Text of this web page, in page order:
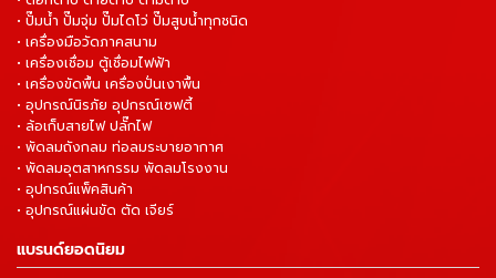
• ปั๊มน้ำ ปั๊มจุ่ม ปั๊มไดโว่ ปั๊มสูบน้ำทุกชนิด
• เครื่องมือวัดภาคสนาม
• เครื่องเชื่อม ตู้เชื่อมไฟฟ้า
• เครื่องขัดพื้น เครื่องปั่นเงาพื้น
• อุปกรณ์นิรภัย อุปกรณ์เซฟตี้
• ล้อเก็บสายไฟ ปลั๊กไฟ
• พัดลมถังกลม ท่อลมระบายอากาศ
• พัดลมอุตสาหกรรม พัดลมโรงงาน
• อุปกรณ์แพ็คสินค้า
• อุปกรณ์แผ่นขัด ตัด เจียร์
แบรนด์ยอดนิยม